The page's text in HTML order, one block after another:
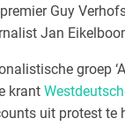
Guy
Jan
groep
krant
uit protest te